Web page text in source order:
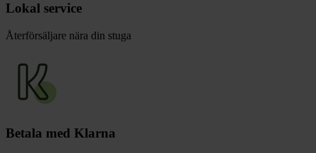
Lokal service
Återförsäljare nära din stuga
Betala med Klarna